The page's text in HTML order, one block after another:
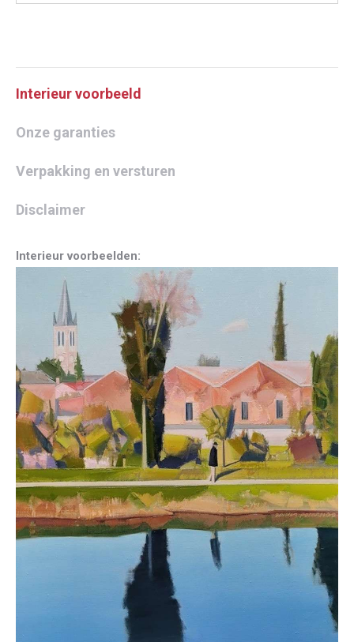
Interieur voorbeeld
Onze garanties
Verpakking en versturen
Disclaimer
Interieur voorbeelden: